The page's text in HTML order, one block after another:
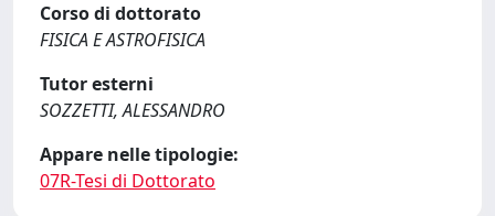
Corso di dottorato
FISICA E ASTROFISICA
Tutor esterni
SOZZETTI, ALESSANDRO
Appare nelle tipologie:
07R-Tesi di Dottorato